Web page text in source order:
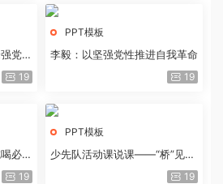
党的
19
PPT模板
李毅：以坚强党性推进自我革命
19
必须
19
PPT模板
少先队活动课说课——“桥”见中
19